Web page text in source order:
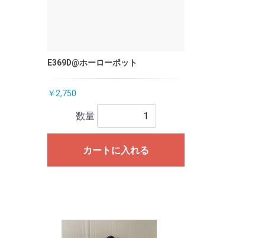
E369D@ホーローポット
￥2,750
数量
カートに入れる